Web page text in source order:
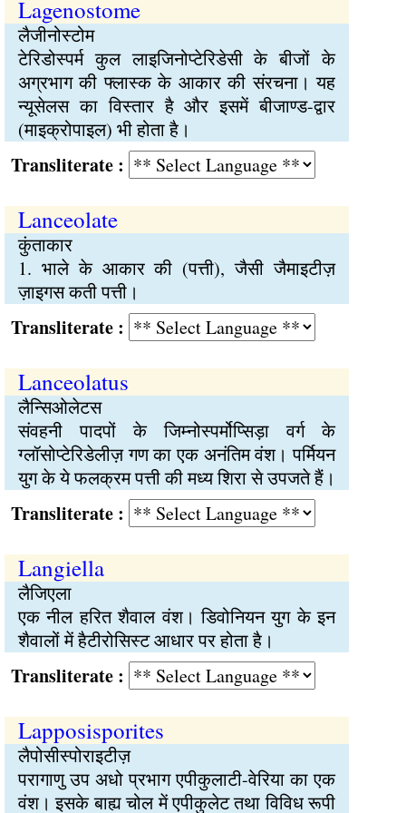
Lagenostome
लैजीनोस्टोम
टेरिडोस्पर्म कुल लाइजिनोप्टेरिडेसी के बीजों के
अग्रभाग की फ्लास्क के आकार की संरचना। यह
न्यूसेलस का विस्तार है और इसमें बीजाण्ड-द्वार
(माइक्रोपाइल) भी होता है।
:
Lanceolate
कुंताकार
1. भाले के आकार की (पत्ती), जैसी जैमाइटीज़
ज़ाइगस कती पत्ती।
:
Lanceolatus
लैन्सिओलेटस
संवहनी पादपों के जिम्नोस्पर्मोप्सिड़ा वर्ग के
ग्लॉसोप्टेरिडेलीज़ गण का एक अनंतिम वंश। पर्मियन
युग के ये फलक्रम पत्ती की मध्य शिरा से उपजते हैं।
:
Langiella
लैजिएला
एक नील हरित शैवाल वंश। डिवोनियन युग के इन
शैवालों में हैटीरोसिस्ट आधार पर होता है।
:
Lapposisporites
लैपोसीस्पोराइटीज़
परागाणु उप अधो प्रभाग एपीकुलाटी-वेरिया का एक
वंश। इसके बाह्य चोल में एपीकुलेट तथा विविध रूपी